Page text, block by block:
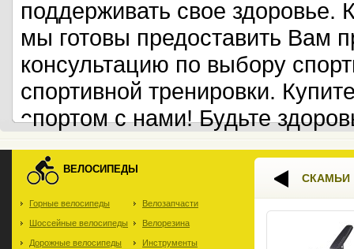
поддерживать свое
мы готовы предоставить Вам
консультацию по выбору
спортивной тренировки.
спортом с нами! Будьте
ВЕЛОСИПЕДЫ
Горные велосипеды
Шоссейные велосипеды
Дорожные велосипеды
Велозапчасти
Велорезина
Инструменты
СКАМЬИ